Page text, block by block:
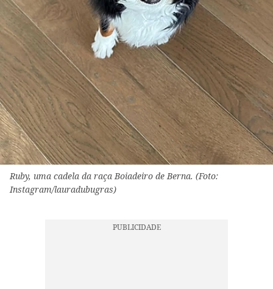
Ruby, uma cadela da raça Boiadeiro de Berna. (Foto:
Instagram/lauradubugras)